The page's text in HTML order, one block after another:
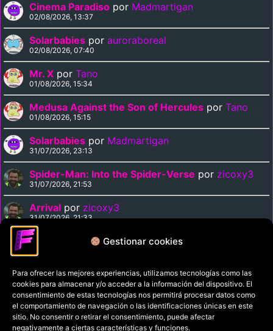
Gestionar cookies
Para ofrecer las mejores experiencias, utilizamos tecnologías como las
cookies para almacenar y/o acceder a la información del dispositivo. El
consentimiento de estas tecnologías nos permitirá procesar datos como
el comportamiento de navegación o las identificaciones únicas en este
sitio. No consentir o retirar el consentimiento, puede afectar
negativamente a ciertas características y funciones.
Cinema Paradiso por Madmartigan
02/08/2026, 13:37
Solarbabies por auroraboreal
02/08/2026, 07:40
Mr. X por Tano
01/08/2026, 15:34
Medusa Against the Son of Hercules por Tano
01/08/2026, 15:15
Solarbabies por Madmartigan
31/07/2026, 23:13
Spider-Man: Into the Spider-Verse por zicoxy3
31/07/2026, 21:53
Arrival por zicoxy3
31/07/2026, 21:33
Arrival Chiguaka
31/07/2026, 20:41
Política de privacidad
Términos y condiciones
Política de cookies